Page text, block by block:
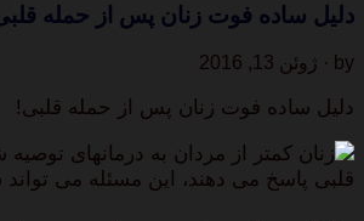
دلیل ساده فوت زنان پس از حمله
by · ژوئن 13, 2016
دلیل ساده فوت زنان پس از حمله قلبی!
زنان کمتر از مردان به درمانهای
قلبی پاسخ می دهند، این مسئله می